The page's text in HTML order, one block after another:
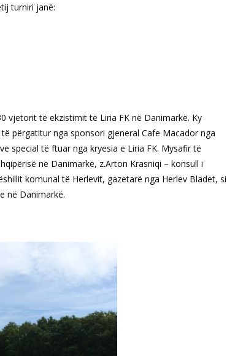
turniri janë:
vjetorit të ekzistimit të Liria FK në Danimarkë. Ky
përgatitur nga sponsori gjeneral Cafe Macador nga
special të ftuar nga kryesia e Liria FK. Mysafir të
në Danimarkë, z.Arton Krasniqi – konsull i
komunal të Herlevit, gazetarë nga Herlev Bladet, si
në Danimarkë.